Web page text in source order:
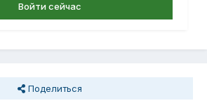
Войти сейчас
Поделиться